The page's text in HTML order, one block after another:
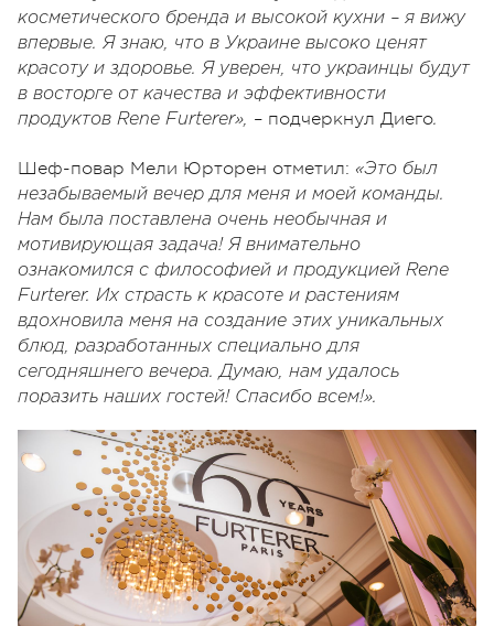
косметического бренда и высокой кухни – я вижу
впервые. Я знаю, что в Украине высоко ценят
красоту и здоровье. Я уверен, что украинцы будут
в восторге от качества и эффективности
продуктов Rene Furterer», – подчеркнул Диего.
Шеф-повар Мели Юрторен отметил: «Это был
незабываемый вечер для меня и моей команды.
Нам была поставлена очень необычная и
мотивирующая задача! Я внимательно
ознакомился с философией и продукцией Rene
Furterer. Их страсть к красоте и растениям
вдохновила меня на создание этих уникальных
блюд, разработанных специально для
сегодняшнего вечера. Думаю, нам удалось
поразить наших гостей! Спасибо всем!».